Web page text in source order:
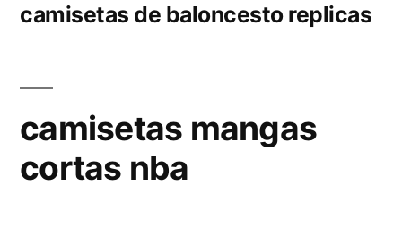
camisetas de baloncesto replicas
camisetas mangas
cortas nba